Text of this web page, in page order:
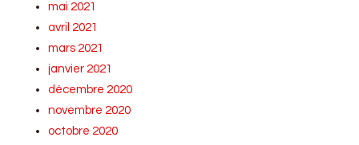
mai 2021
avril 2021
mars 2021
janvier 2021
décembre 2020
novembre 2020
octobre 2020